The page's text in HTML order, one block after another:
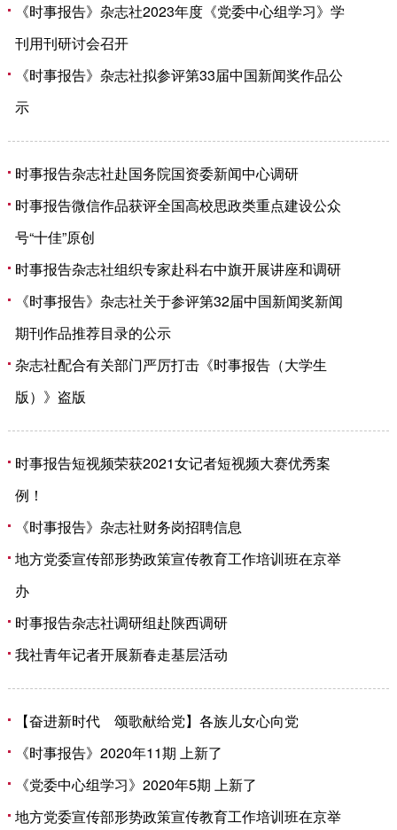
《时事报告》杂志社2023年度《党委中心组学习》学
刊用刊研讨会召开
《时事报告》杂志社拟参评第33届中国新闻奖作品公
示
时事报告杂志社赴国务院国资委新闻中心调研
时事报告微信作品获评全国高校思政类重点建设公众
号“十佳”原创
时事报告杂志社组织专家赴科右中旗开展讲座和调研
《时事报告》杂志社关于参评第32届中国新闻奖新闻
期刊作品推荐目录的公示
杂志社配合有关部门严厉打击《时事报告（大学生
版）》盗版
时事报告短视频荣获2021女记者短视频大赛优秀案
例！
《时事报告》杂志社财务岗招聘信息
地方党委宣传部形势政策宣传教育工作培训班在京举
办
时事报告杂志社调研组赴陕西调研
我社青年记者开展新春走基层活动
【奋进新时代 颂歌献给党】各族儿女心向党
《时事报告》2020年11期 上新了
《党委中心组学习》2020年5期 上新了
地方党委宣传部形势政策宣传教育工作培训班在京举